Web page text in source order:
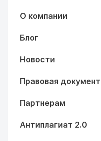
О компании
Блог
Новости
Правовая
Партнерам
Антиплагиат 2.0